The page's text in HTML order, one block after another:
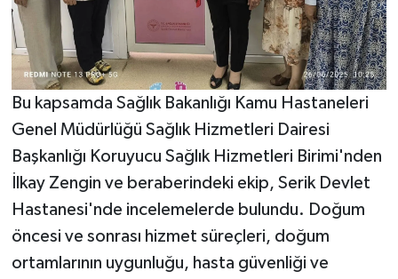
Bu kapsamda Sağlık Bakanlığı Kamu Hastaneleri
Genel Müdürlüğü Sağlık Hizmetleri Dairesi
Başkanlığı Koruyucu Sağlık Hizmetleri Birimi'nden
İlkay Zengin ve beraberindeki ekip, Serik Devlet
Hastanesi'nde incelemelerde bulundu. Doğum
öncesi ve sonrası hizmet süreçleri, doğum
ortamlarının uygunluğu, hasta güvenliği ve